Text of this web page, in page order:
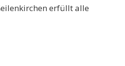
erfüllt alle